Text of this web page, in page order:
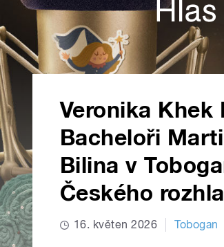
Veronika Khek
Bacheloři
Bilina v
Českého
16. květen 2026 Tobogan